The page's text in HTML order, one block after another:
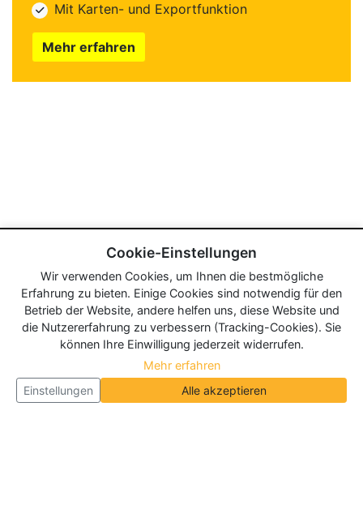
Mit Karten- und Exportfunktion
Mehr erfahren
Cookie-Einstellungen
Wir verwenden Cookies, um Ihnen die bestmögliche
Erfahrung zu bieten. Einige Cookies sind notwendig für den
Betrieb der Website, andere helfen uns, diese Website und
die Nutzererfahrung zu verbessern (Tracking-Cookies). Sie
können Ihre Einwilligung jederzeit widerrufen.
Mehr erfahren
Einstellungen
Alle akzeptieren